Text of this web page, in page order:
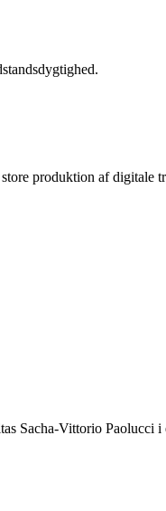
produktion af digitale
Sacha-Vittorio Paolucci